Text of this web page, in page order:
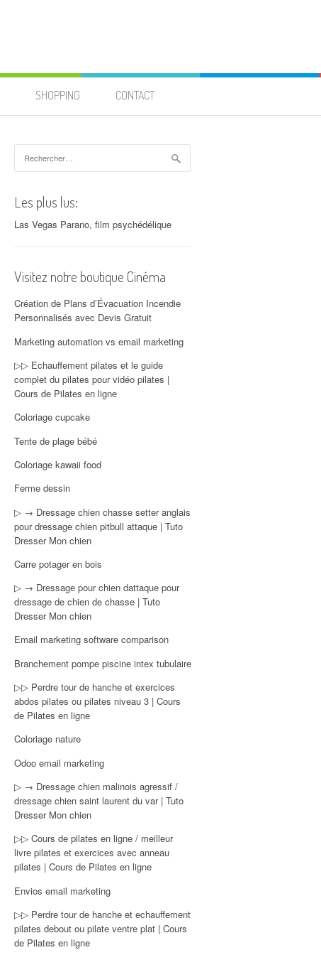
SHOPPING CONTACT
Les plus lus:
Las Vegas Parano, film psychédélique
Visitez notre boutique Cinéma
Création de Plans d’Évacuation Incendie
Personnalisés avec Devis Gratuit
Marketing automation vs email marketing
▷▷ Echauffement pilates et le guide
complet du pilates pour vidéo pilates |
Cours de Pilates en ligne
Coloriage cupcake
Tente de plage bébé
Coloriage kawaii food
Ferme dessin
▷ → Dressage chien chasse setter anglais
pour dressage chien pitbull attaque | Tuto
Dresser Mon chien
Carre potager en bois
▷ → Dressage pour chien dattaque pour
dressage de chien de chasse | Tuto
Dresser Mon chien
Email marketing software comparison
Branchement pompe piscine intex tubulaire
▷▷ Perdre tour de hanche et exercices
abdos pilates ou pilates niveau 3 | Cours
de Pilates en ligne
Coloriage nature
Odoo email marketing
▷ → Dressage chien malinois agressif /
dressage chien saint laurent du var | Tuto
Dresser Mon chien
▷▷ Cours de pilates en ligne / meilleur
livre pilates et exercices avec anneau
pilates | Cours de Pilates en ligne
Envios email marketing
▷▷ Perdre tour de hanche et echauffement
pilates debout ou pilate ventre plat | Cours
de Pilates en ligne